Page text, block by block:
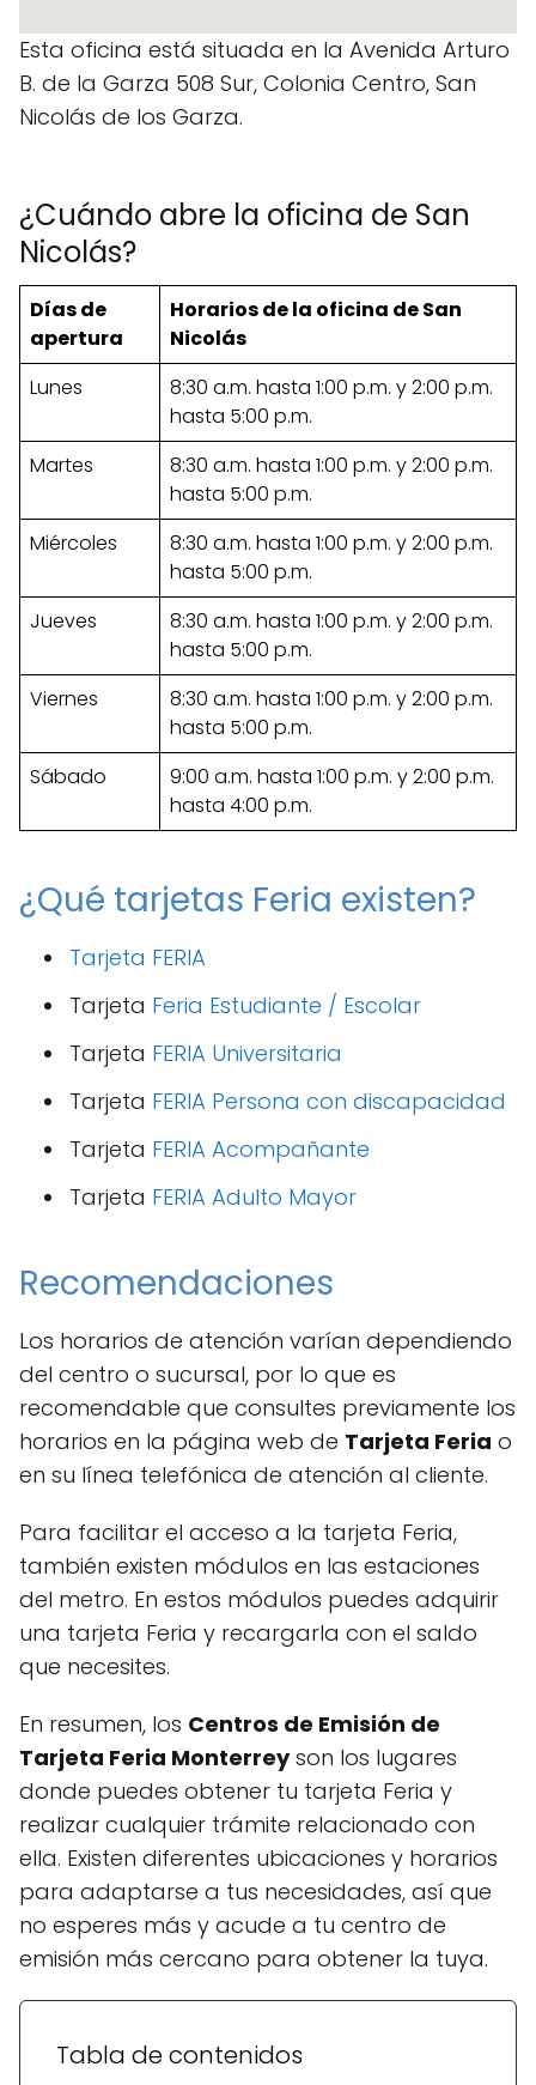
Esta oficina está situada en la Avenida Arturo
B. de la Garza 508 Sur, Colonia Centro, San
Nicolás de los Garza.
¿Cuándo abre la oficina de San
Nicolás?
Días de
apertura
Horarios de la oficina de San
Nicolás
Lunes
8:30 a.m. hasta 1:00 p.m. y 2:00 p.m.
hasta 5:00 p.m.
Martes
8:30 a.m. hasta 1:00 p.m. y 2:00 p.m.
hasta 5:00 p.m.
Miércoles
8:30 a.m. hasta 1:00 p.m. y 2:00 p.m.
hasta 5:00 p.m.
Jueves
8:30 a.m. hasta 1:00 p.m. y 2:00 p.m.
hasta 5:00 p.m.
Viernes
8:30 a.m. hasta 1:00 p.m. y 2:00 p.m.
hasta 5:00 p.m.
Sábado
9:00 a.m. hasta 1:00 p.m. y 2:00 p.m.
hasta 4:00 p.m.
¿Qué tarjetas Feria existen?
Tarjeta FERIA
Tarjeta Feria Estudiante / Escolar
Tarjeta FERIA Universitaria
Tarjeta FERIA Persona con discapacidad
Tarjeta FERIA Acompañante
Tarjeta FERIA Adulto Mayor
Recomendaciones
Los horarios de atención varían dependiendo
del centro o sucursal, por lo que es
recomendable que consultes previamente los
horarios en la página web de Tarjeta Feria o
en su línea telefónica de atención al cliente.
Para facilitar el acceso a la tarjeta Feria,
también existen módulos en las estaciones
del metro. En estos módulos puedes adquirir
una tarjeta Feria y recargarla con el saldo
que necesites.
En resumen, los Centros de Emisión de
Tarjeta Feria Monterreyson los lugares
donde puedes obtener tu tarjeta Feria y
realizar cualquier trámite relacionado con
ella. Existen diferentes ubicaciones y horarios
para adaptarse a tus necesidades, así que
no esperes más y acude a tu centro de
emisión más cercano para obtener la tuya.
Tabla de contenidos